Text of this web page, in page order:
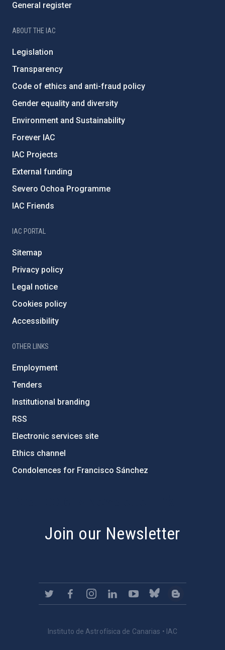
General register
ABOUT THE IAC
Legislation
Transparency
Code of ethics and anti-fraud policy
Gender equality and diversity
Environment and Sustainability
Forever IAC
IAC Projects
External funding
Severo Ochoa Programme
IAC Friends
IAC PORTAL
Sitemap
Privacy policy
Legal notice
Cookies policy
Accessibility
OTHER LINKS
Employment
Tenders
Institutional branding
RSS
Electronic services site
Ethics channel
Condolences for Francisco Sánchez
Join our Newsletter
Instituto de Astrofísica de Canarias • IAC